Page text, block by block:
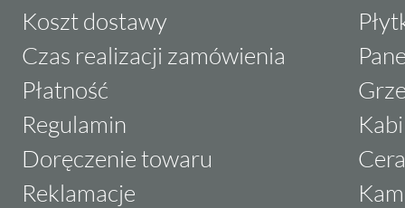
Koszt dostawy
Czas realizacji zamówienia
Płatność
Regulamin
Doręczenie towaru
Reklamacje